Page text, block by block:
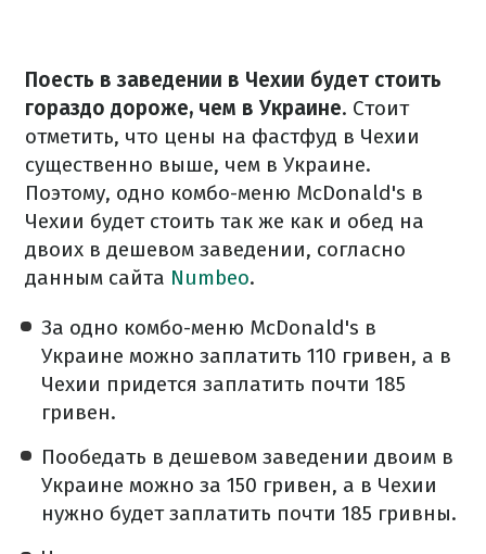
Поесть в заведении в Чехии будет стоить
гораздо дороже, чем в Украине. Стоит
отметить, что цены на фастфуд в Чехии
существенно выше, чем в Украине.
Поэтому, одно комбо-меню McDonald's в
Чехии будет стоить так же как и обед на
двоих в дешевом заведении, согласно
данным сайта Numbeo.
За одно комбо-меню McDonald's в
Украине можно заплатить 110 гривен, а в
Чехии придется заплатить почти 185
гривен.
Пообедать в дешевом заведении двоим в
Украине можно за 150 гривен, а в Чехии
нужно будет заплатить почти 185 гривны.